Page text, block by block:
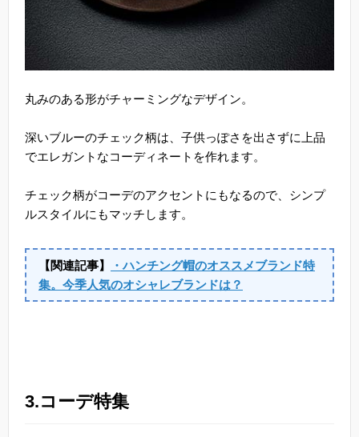
丸みのある形がチャーミングなデザイン。
深いブルーのチェック柄は、子供っぽさを出さずに上品
でエレガントなコーディネートを作れます。
チェック柄がコーデのアクセントにもなるので、シンプ
ルスタイルにもマッチします。
【関連記事】
・ハンチング帽のオススメブランド特
集。今季人気のオシャレブランドは？
3.コーデ特集